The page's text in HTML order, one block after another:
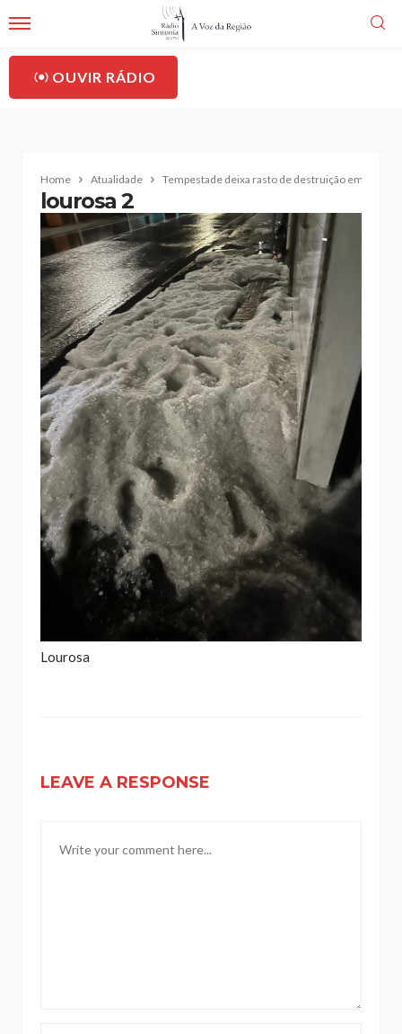
OUVIR RÁDIO
Home Atualidade Tempestade deixa rasto de destruição em Santa
lourosa 2
Lourosa
LEAVE A RESPONSE